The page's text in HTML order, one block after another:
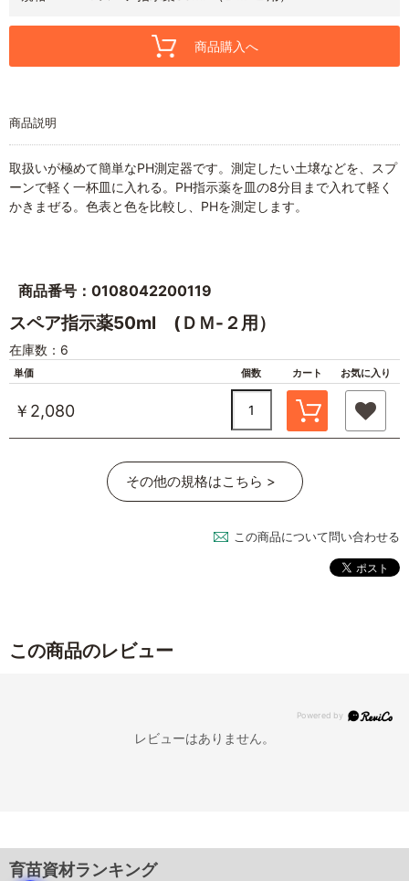
商品購入へ
商品説明
取扱いが極めて簡単なPH測定器です。測定したい土壌などを、スプ
ーンで軽く一杯皿に入れる。PH指示薬を皿の8分目まで入れて軽く
かきまぜる。色表と色を比較し、PHを測定します。
商品番号：0108042200119
スペア指示薬50ml (ＤＭ-２用）
在庫数：6
単価 個数 カート お気に入り
￥2,080
その他の規格はこちら >
この商品について問い合わせる
この商品のレビュー
レビューはありません。
育苗資材ランキング